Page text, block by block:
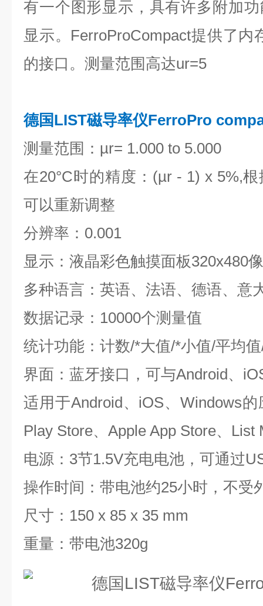
有一个图形显示，具有许多附加
显示。FerroProCompact提供了
的接口。测量范围高达ur=5
德国LIST磁导率仪FerroPro
测量范围：µr= 1.000 to 5.000
在20°C时的精度：(µr - 1) x 5%,
可以重新调整
分辨率：0.001
显示：液晶彩色触摸面板320x480
多种语言：英语、法语、德语、意
数据记录：10000个测量值
统计功能：计数/*大值/*小值/平均
界面：蓝牙接口，可与Android、
适用于Android、iOS、Windows
Play Store、Apple App Store、List
电源：3节1.5V充电电池，可通过
操作时间：带电池约25小时，不受
尺寸：150 x 85 x 35 mm
重量：带电池320g